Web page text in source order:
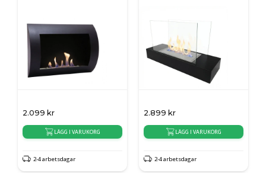
2.099 kr
LÄGG I VARUKORG
2-4 arbetsdagar
2.899 kr
LÄGG I VARUKORG
2-4 arbetsdagar